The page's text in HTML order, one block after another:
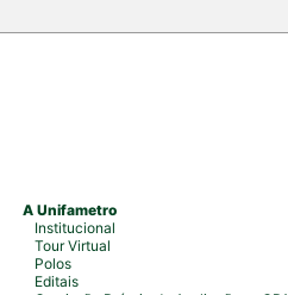
A Unifametro
Institucional
Tour Virtual
Polos
Editais